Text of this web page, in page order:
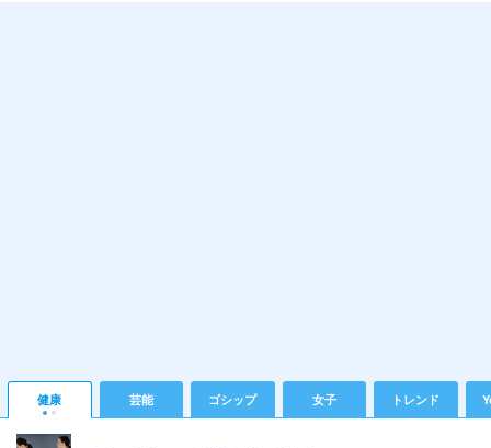
健康 芸能 ゴシップ 女子 トレンド